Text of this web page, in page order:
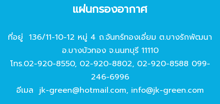
แผ่นกรองอากาศ
ที่อยู่ 136/11-10-12 หมู่ 4 ถ.จันทร์ทองเอี่ยม ต.บางรักพัฒนา
อ.บางบัวทอง จ.นนทบุรี 11110
โทร.02-920-8550, 02-920-8802, 02-920-8588 099-
246-6996
อีเมล jk-green@hotmail.com, info@jk-green.com